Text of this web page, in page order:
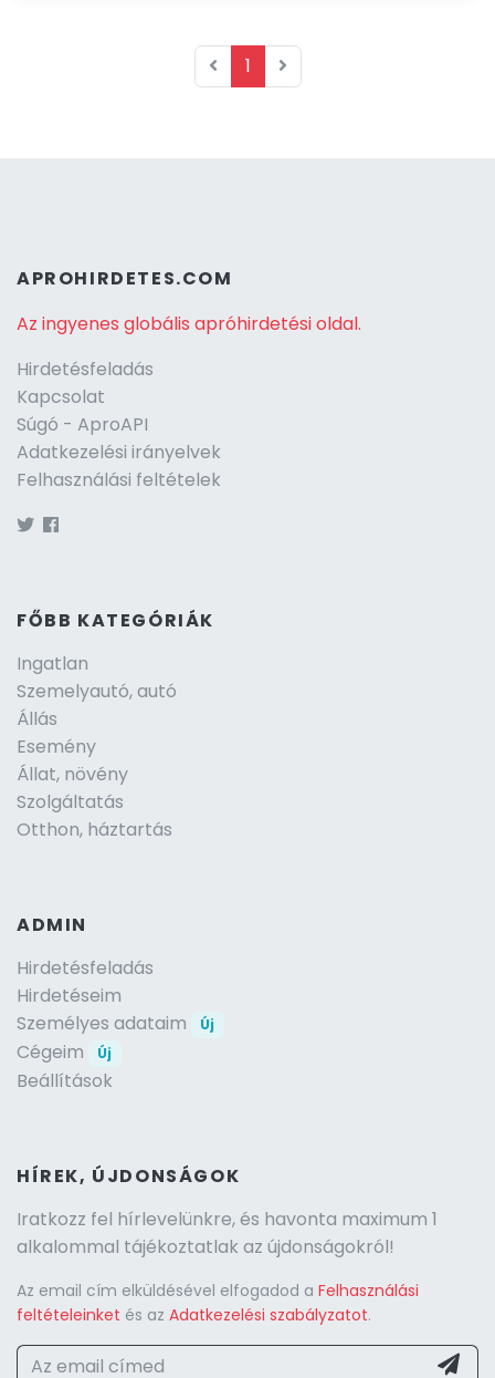
1
APROHIRDETES.COM
Az ingyenes globális apróhirdetési oldal.
Hirdetésfeladás
Kapcsolat
Súgó - AproAPI
Adatkezelési irányelvek
Felhasználási feltételek
FŐBB KATEGÓRIÁK
Ingatlan
Szemelyautó, autó
Állás
Esemény
Állat, növény
Szolgáltatás
Otthon, háztartás
ADMIN
Hirdetésfeladás
Hirdetéseim
Személyes adataim
Új
Cégeim Új
Beállítások
HÍREK, ÚJDONSÁGOK
Iratkozz fel hírlevelünkre, és havonta maximum 1
alkalommal tájékoztatlak az újdonságokról!
Az email cím elküldésével elfogadod a Felhasználási
feltételeinket és az Adatkezelési szabályzatot.